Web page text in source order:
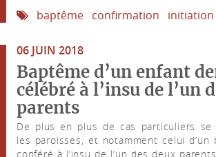
baptême confirmation
06 JUIN 2018
Baptême d’un enfant
célébré à l’insu de l’un
parents
De plus en plus de cas particuliers se
les paroisses, et notamment celui d’un
conféré à l’insu de l’un des deux